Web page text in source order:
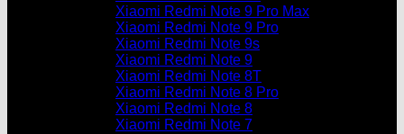
Xiaomi Redmi Note 9 Pro Max
Xiaomi Redmi Note 9 Pro
Xiaomi Redmi Note 9s
Xiaomi Redmi Note 9
Xiaomi Redmi Note 8T
Xiaomi Redmi Note 8 Pro
Xiaomi Redmi Note 8
Xiaomi Redmi Note 7